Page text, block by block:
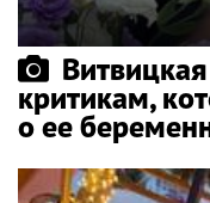
критикам,
о ее